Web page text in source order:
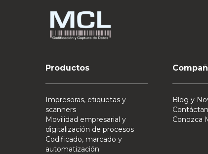
Productos
Impresoras, etiquetas y
scanners
Movilidad empresarial y
digitalización de procesos
Codificado, marcado y
automatización
Blog y
Conozca